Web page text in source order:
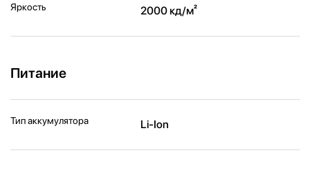
Яркость 2000 кд/ м²
Питание
Тип аккумулятора Li-Ion